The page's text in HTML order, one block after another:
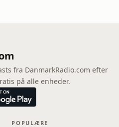
fra DanmarkRadio.com efter
på alle enheder.
POPULÆRE